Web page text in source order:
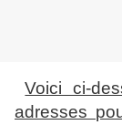
Voici ci-
adresses